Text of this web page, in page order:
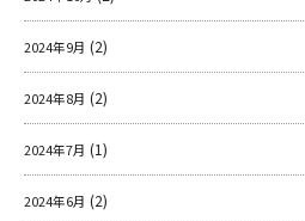
2024年9月 (2)
2024年8月 (2)
2024年7月 (1)
2024年6月 (2)